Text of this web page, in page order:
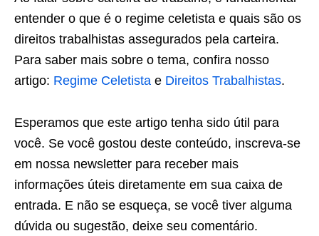
entender o que é o regime celetista e quais são os
direitos trabalhistas assegurados pela carteira.
Para saber mais sobre o tema, confira nosso
artigo: Regime Celetista e Direitos Trabalhistas.
Esperamos que este artigo tenha sido útil para
você. Se você gostou deste conteúdo, inscreva-se
em nossa newsletter para receber mais
informações úteis diretamente em sua caixa de
entrada. E não se esqueça, se você tiver alguma
dúvida ou sugestão, deixe seu comentário.